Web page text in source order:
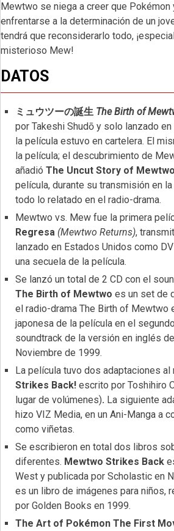
Mewtwo se niega a creer que
enfrentarse a la determinación de un
tendrá que reconsiderarlo todo,
misterioso Mew!
DATOS
ミュウツーの誕生 The Birth of
por Takeshi Shudō y solo lanzado
la película estuvo en cartelera. El
la película; el descubrimiento de
añadió The Uncut Story of
película, durante su transmisión en
todo lo relatado en el radio-drama.
Mewtwo vs. Mew fue la primera
Regresa (Mewtwo Returns),
lanzado en Estados Unidos como
una secuela de la película.
Se lanzó un total de 2 CD con el
The Birth of Mewtwo es un set de
el radio-drama The Birth of Mewtwo
japonesa de la película en el
soundtrack de la versión en inglés
Noviembre de 1999.
La película tuvo dos adaptaciones al
Strikes Back! escrito por Toshihiro
lugar de volúmenes). La siguiente
hizo VIZ Media, en un Ani-Manga a
como viñetas.
Se escribieron en total dos libros
diferentes. Mewtwo Strikes Back
West y publicada por Scholastic en
es un libro de imágenes para niños,
por Golden Books en 1999.
The Art of Pokémon The First